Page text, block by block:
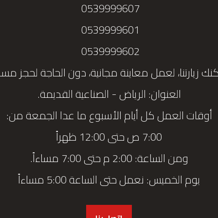
0539999607
0539999601
0539999602
زيارتنا، لعمل معاينة مجانية، دون الحاجة لحجز
العنوان: الرياض - الصناعية القديمة.
أوقات العمل كل أيام الأسبوع ما عدا الجمعة من:
7:00 ص حتى 12:00 ظهراً
ومن الساعة: 2:00 م حتى 7:00 مساءاً.
يوم الخميس: نعمل حتى الساعة 5:00 مساءاً